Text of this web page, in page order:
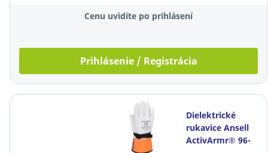
Cenu uvidíte po prihlásení
Prihlásenie / Registrácia
Dielektrické
rukavice Ansell
ActivArmr® 96-